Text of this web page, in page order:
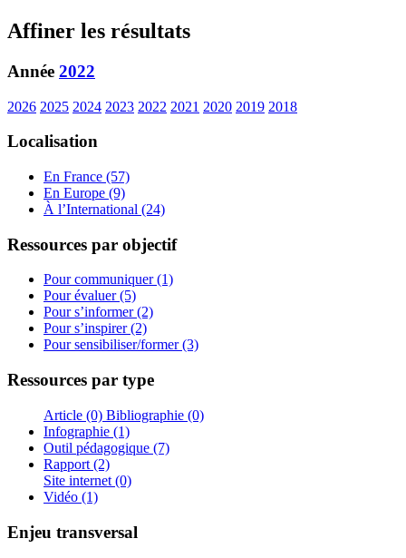
Affiner les résultats
Année 2022
2026 2025 2024 2023 2022 2021 2020 2019 2018
Localisation
En France (57)
En Europe (9)
À l’International (24)
Ressources par objectif
Pour communiquer (1)
Pour évaluer (5)
Pour s’informer (2)
Pour s’inspirer (2)
Pour sensibiliser/former (3)
Ressources par type
Article (0) Bibliographie (0)
Infographie (1)
Outil pédagogique (7)
Rapport (2)
Site internet (0)
Vidéo (1)
Enjeu transversal